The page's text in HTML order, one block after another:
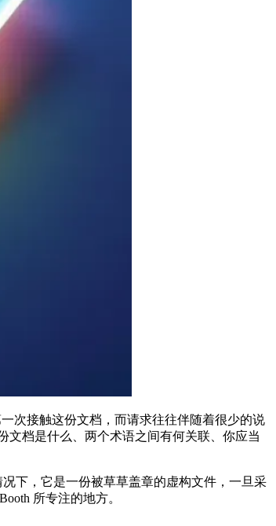
次接触这份文档，而请求往往伴随着很少的说
文档是什么、两个术语之间有何关联、你应当
下，它是一份被草草盖章的虚构文件，一旦采
所专注的地方。